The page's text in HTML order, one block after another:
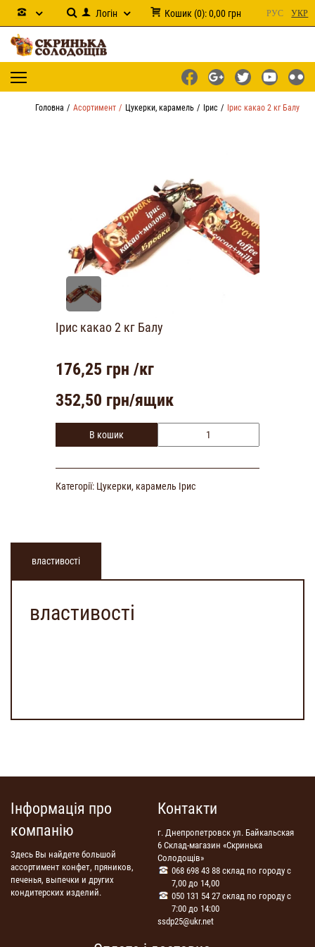
Логін Кошик (0):0,00 грн РУС УКР
Головна Асортимент Цукерки, карамель Ірис Ірис какао 2 кг Балу
Ірис какао 2 кг Балу
176,25 грн /кг
352,50 грн/ящик
В кошик
Категорії: Цукерки, карамель Ірис
властивості
властивості
Інформація про
компанію
Здесь Вы найдете большой
ассортимент конфет, пряников,
печенья, выпечки и других
кондитерских изделий.
Контакти
г. Днепропетровск ул. Байкальская
6 Склад-магазин «Скринька
Солодощів»
068 698 43 88 склад по городу с
7,00 до 14,00
050 131 54 27 склад по городу с
7:00 до 14:00
ssdp25@ukr.net